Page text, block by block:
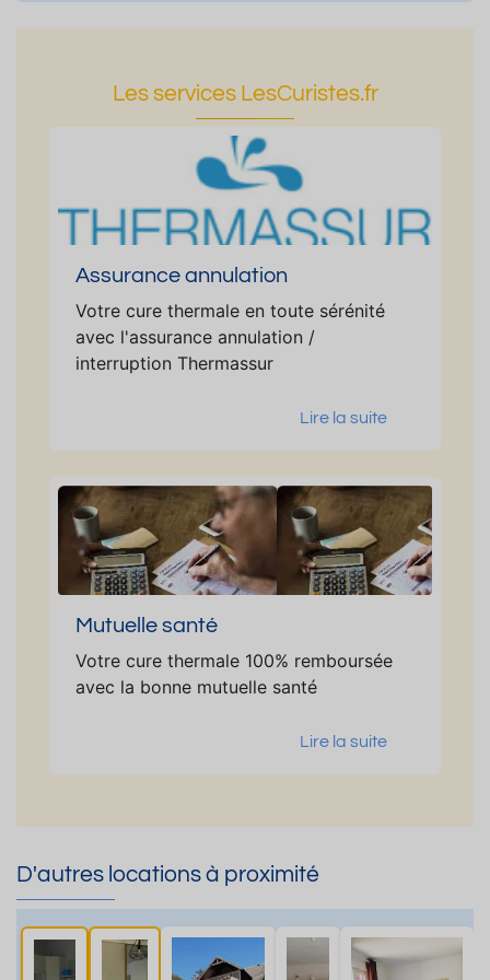
Les services LesCuristes.fr
Assurance annulation
Votre cure thermale en toute sérénité
avec l'assurance annulation /
interruption Thermassur
Lire la suite
Mutuelle santé
Votre cure thermale 100% remboursée
avec la bonne mutuelle santé
Lire la suite
D'autres locations à proximité